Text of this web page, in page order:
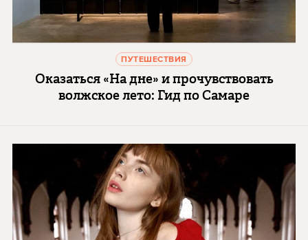
ПУТЕШЕСТВИЯ
Оказаться «На дне» и прочувствовать
волжское лето: Гид по Самаре